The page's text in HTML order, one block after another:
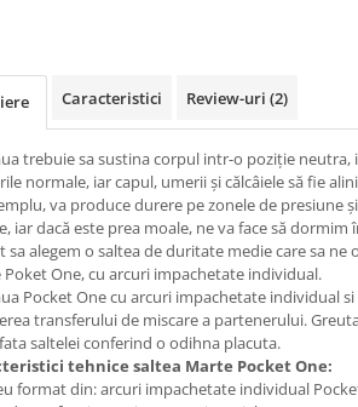
6.5 cm
arcuri
bucatarie
pantofi
Caracteristici Review-uri (2)
trebuie sa sustina corpul intr-o poziţie neutra,
normale, iar capul, umerii şi călcâiele să fie
va produce durere pe zonele de presiune
iar dacă este prea moale, ne va face să dormim
sa alegem o saltea de duritate medie care sa
Poket One, cu arcuri impachetate individual.
Pocket One cu arcuri impachetate individual
transferului de miscare a partenerului.
saltelei conferind o odihna placuta.
tehnice saltea Marte Pocket One:
format din: arcuri impachetate individual